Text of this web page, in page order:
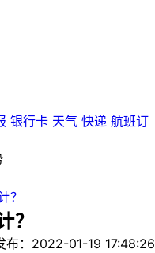
银行卡 天气 快递 航班订
？
？
布： 2022-01-19 17:48:26